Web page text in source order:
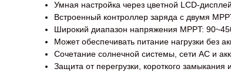
Умная настройка через цветной LCD-
Встроенный контроллер заряда с двумя
Широкий диапазон напряжения MPPT:
Может обеспечивать питание нагрузки без
Сочетание солнечной системы, сети AC и
Защита от перегрузки, короткого замыкания